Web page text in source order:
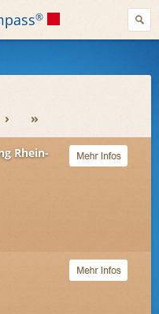
®
› »
Rhein-